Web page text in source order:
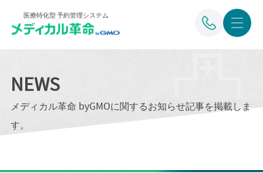
医療特化型 予約管理システム
NEWS
メディカル革命 byGMOに関するお知らせ記事を掲載しま
す。